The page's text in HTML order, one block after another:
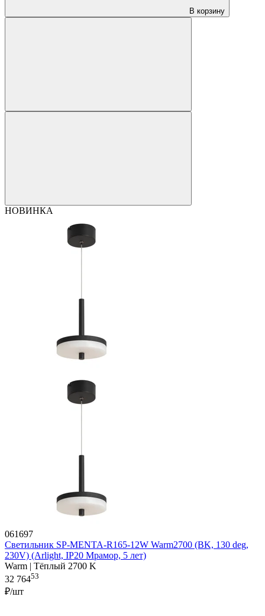
В корзину
НОВИНКА
061697
Светильник SP-MENTA-R165-12W Warm2700 (BK, 130 deg,
230V) (Arlight, IP20 Мрамор, 5 лет)
Warm | Тёплый 2700 K
32 76453
₽/шт